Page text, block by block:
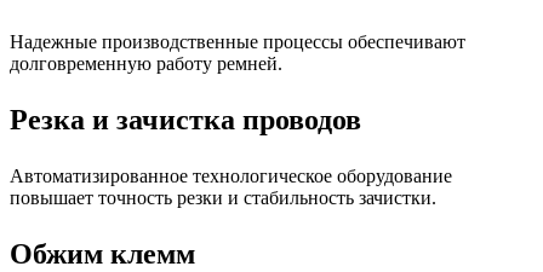
Надежные производственные процессы обеспечивают
долговременную работу ремней.
Резка и зачистка проводов
Автоматизированное технологическое оборудование
повышает точность резки и стабильность зачистки.
Обжим клемм